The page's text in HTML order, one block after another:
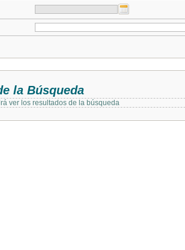
la Búsqueda
ver los resultados de la búsqueda